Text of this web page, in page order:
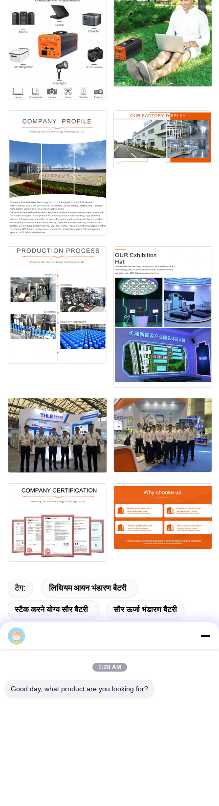
टैग: लिथियम आयन भंडारण बैटरी
स्टैक करने योग्य सौर बैटरी सौर ऊर्जा भंडारण बैटरी
पता
1:28 AM
Good day, what product are you looking for?